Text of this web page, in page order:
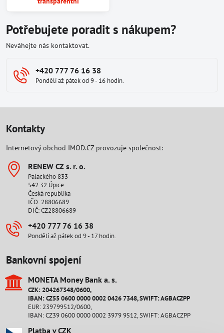
Potřebujete poradit s nákupem?
Neváhejte nás kontaktovat.
+420 777 76 16 38
Pondělí až pátek od 9 - 16 hodin.
Kontakty
Internetový obchod IMOD.CZ provozuje společnost:
RENEW CZ s​. r​. o​.
Palackého 833
542 32 Úpice
Česká republika
IČO: 28806689
DIČ: CZ28806689
+420 777 76 16 38
Pondělí až pátek od 9 - 17 hodin.
Bankovní spojení
MONETA Money Bank a​. s​.
CZK: 204267348/0600,
IBAN: CZ55 0600 0000 0002 0426 7348, SWIFT: AGBACZPP
EUR: 239799512/0600,
IBAN: CZ39 0600 0000 0002 3979 9512, SWIFT: AGBACZPP
Platba v CZK